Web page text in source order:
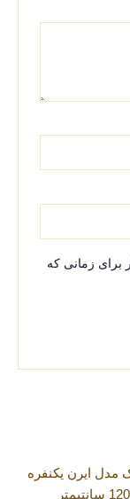
برای زمانی که